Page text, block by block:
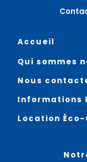
Accueil
Qui sommes
Nous
Informations
Location Éco-